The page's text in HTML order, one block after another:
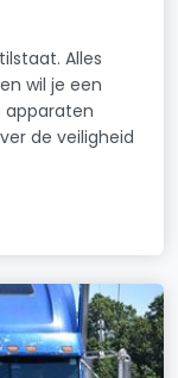
Alles
wil je een
apparaten
de veiligheid